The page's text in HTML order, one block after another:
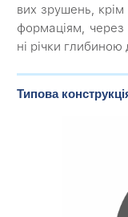
вих зрушень,
формаціям, через
ні річки глибиною
Типова